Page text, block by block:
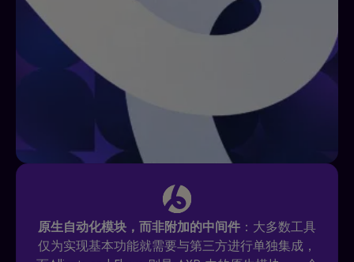
原生自动化模块，而非附加的中间件 ：大多数工具
仅为实现基本功能就需要与第三方进行单独集成，